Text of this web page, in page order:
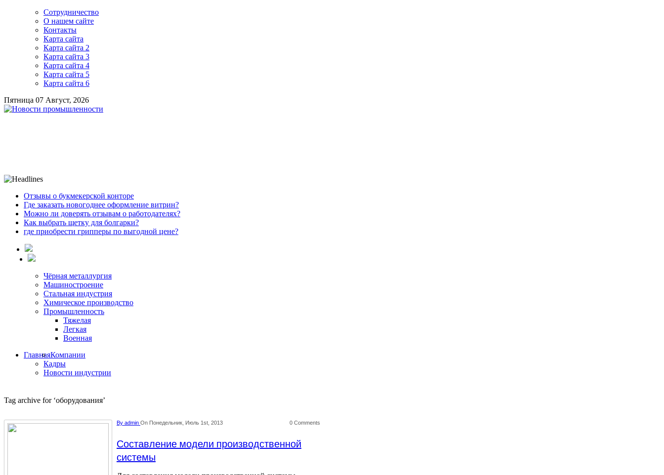
Сотрудничество
О нашем сайте
Контакты
Карта сайта
Карта сайта 2
Карта сайта 3
Карта сайта 4
Карта сайта 5
Карта сайта 6
Пятница 07 Август, 2026
Отзывы о букмекерской конторе
Где заказать новогоднее оформление витрин?
Можно ли доверять отзывам о работодателях?
Как выбрать щетку для болгарки?
где приобрести грипперы по выгодной цене?
Чёрная металлургия
Машиностроение
Стальная индустрия
Химическое производство
Промышленность
Тяжелая
Легкая
Военная
ГлавнаяКомпании
Кадры
Новости индустрии
Tag archive for ‘оборудования’
By admin On Понедельник, Июль 1st, 2013 0 Comments
Составление модели производственной
системы